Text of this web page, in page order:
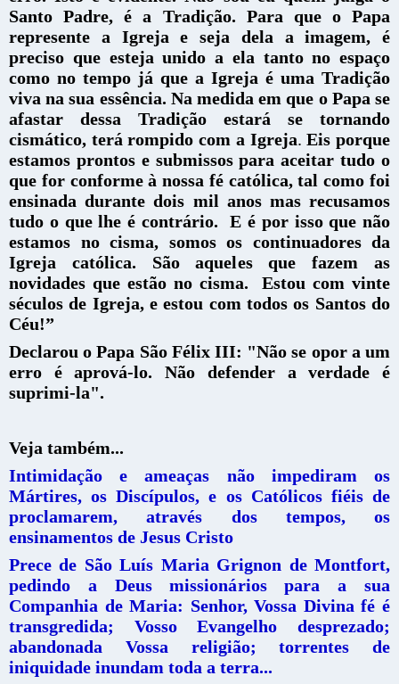
Santo Padre, é a Tradição. Para que o Papa
represente a Igreja e seja dela a imagem, é
preciso que esteja unido a ela tanto no espaço
como no tempo já que a Igreja é uma Tradição
viva na sua essência. Na medida em que o Papa se
afastar dessa Tradição estará se tornando
cismático, terá rompido com a Igreja.Eis porque
estamos prontos e submissos para aceitar tudo o
que for conforme à nossa fé católica, tal como foi
ensinada durante dois mil anos mas recusamos
tudo o que lhe é contrário.
E é por isso que não
estamos no cisma, somos os continuadores da
Igreja católica. São aqueles que fazem as
novidades que estão no cisma. Estou com vinte
séculos de Igreja, e estou com todos os Santos do
Céu!”
Declarou o Papa São Félix III: "Não se opor a um
erro é aprová-lo. Não defender a verdade é
suprimi-la".
Veja também...
Intimidação e ameaças não impediram os
Mártires, os Discípulos, e os Católicos fiéis de
proclamarem, através dos tempos, os
ensinamentos de Jesus Cristo
Prece de São Luís Maria Grignon de Montfort,
pedindo a Deus missionários para a sua
Companhia de Maria: Senhor, Vossa Divina fé é
transgredida; Vosso Evangelho desprezado;
abandonada Vossa religião; torrentes de
iniquidade inundam toda a terra...